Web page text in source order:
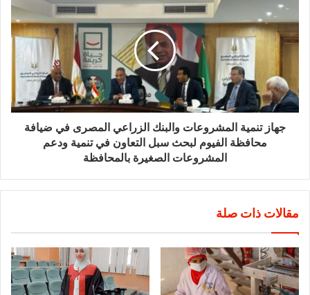
جهاز تنمية المشروعات والبنك الزراعي المصرى في ضيافة
محافظة الفيوم لبحث سبل التعاون في تنمية ودعم
المشروعات الصغيرة بالمحافظة
مقالات ذات صلة